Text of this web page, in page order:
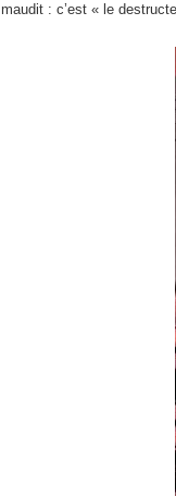
maudit : c’est « le